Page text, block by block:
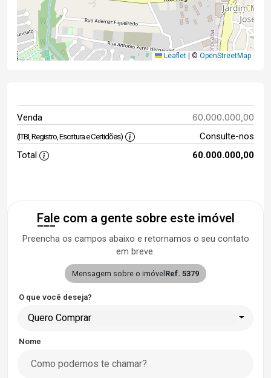
Leaflet | © OpenStreetMap
Venda 60.000.000,00
(ITBI, Registro, Escritura e Certidões)
Consulte-nos
Total
60.000.000,00
Fale com a gente sobre este imóvel
Preencha os campos abaixo e retornamos o seu contato
em breve.
Mensagem sobre o imóvelRef. 5379
O que você deseja?
Quero Comprar
Nome